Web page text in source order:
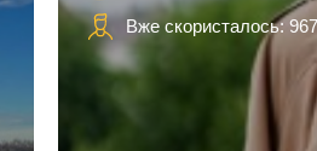
1 ос. / 2 години, Хортиця по
виходом до води
2 ос. / 1 година, Хортиця
2 ос. / 1,5 години, Хортиця
Вже скористалось: 967